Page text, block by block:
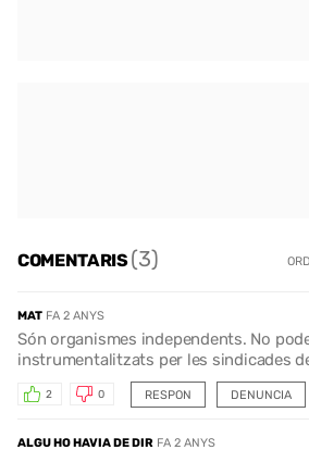
COMENTARIS(3)
MAT FA 2 ANYS
Són organismes independents. No
instrumentalitzats per les sindicades
RESPON
2 0 DENUNCIA
ALGU HO HAVIA DE DIR FA 2 ANYS